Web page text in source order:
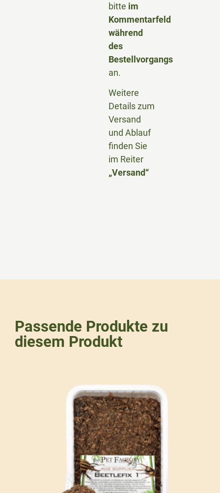
bitte im
Kommentarfeld
während
des
Bestellvorgangs
an.
Weitere
Details zum
Versand
und Ablauf
finden Sie
im Reiter
„Versand“
Passende Produkte zu
diesem Produkt